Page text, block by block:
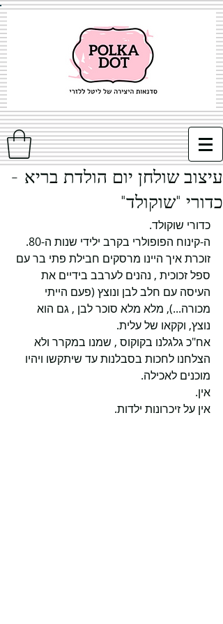
עיצוב שולחן יום הולדת בריא -
כדורי "שוקולד"
כדורי שוקולד.
ה-קינוח הפופולרי בקרב ילידי שנות ה-80.
זוכרת איך היינו מרסקים חבילת פתי בר עם
ספל זכוכית , נהנים לערבב בידיים את
העיסה עם חלב לבן ונוצץ (פעם הייתי
מכורה...), מלא מלא סוכר לבן , גם הוא
נוצץ, וקקאו של עלית.
אח"כ גלגלנו בקוקוס , שמנו במקרר ולא
הצלחנו לחכות בסבלנות עד שיתקשו ויהיו
מוכנים לאכילה.
אין.
אין על זיכרונות ילדות.